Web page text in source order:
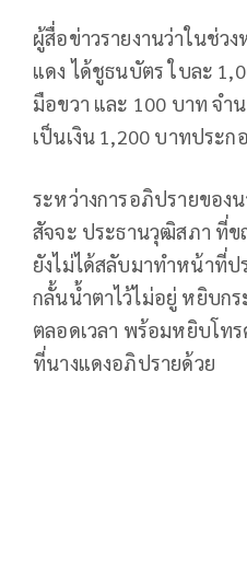
ผู้สื่อข่าวรายงานว่าในช่ว
แดง ได้ชูธนบัตร ใบละ
มือขวา และ 100 บาท จำ
เป็นเงิน 1,200 บาทประ
ระหว่างการอภิปรายของ
สัจจะ ประธานวุฒิสภา ที่
ยังไม่ได้สลับมาทำหน้าที่ป
กลั้นน้ำตาไว้ไม่อยู่ หยิบก
ตลอดเวลา พร้อมหยิบโท
ที่นางแดงอภิปรายด้วย